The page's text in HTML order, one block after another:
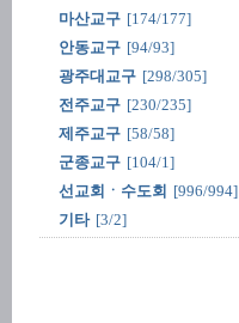
마산교구 [174/177]
안동교구 [94/93]
광주대교구 [298/305]
전주교구 [230/235]
제주교구 [58/58]
군종교구 [104/1]
선교회ㆍ수도회 [996/994]
기타 [3/2]